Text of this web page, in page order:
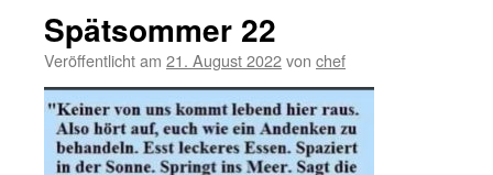
Spätsommer 22
Veröffentlicht am 21. August 2022von chef